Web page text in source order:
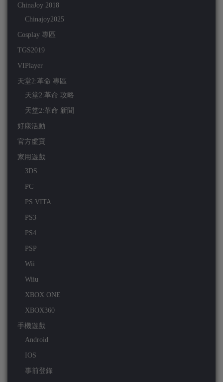
ChinaJoy 2018
Chinajoy2025
Cosplay 專區
TGS2019
VIPlayer
天堂2:革命 專區
天堂2:革命 攻略
天堂2:革命 新聞
好康活動
官方虛寶
家用遊戲
3DS
PC
PS VITA
PS3
PS4
PSP
Wii
Wiiu
XBOX ONE
XBOX360
手機遊戲
Android
IOS
事前登錄